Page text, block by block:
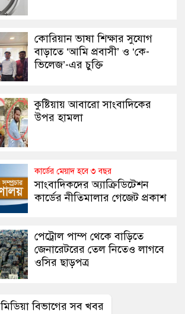
কোরিয়ান ভাষা শিক্ষার সুযোগ
বাড়াতে ‘আমি প্রবাসী’ ও ‘কে-
ভিলেজ’-এর চুক্তি
কুষ্টিয়ায় আবারো সাংবাদিকের
উপর হামলা
কার্ডের মেয়াদ হবে ৩ বছর
সাংবাদিকদের অ্যাক্রিডিটেশন
কার্ডের নীতিমালার গেজেট প্রকাশ
পেট্রোল পাম্প থেকে বাড়িতে
জেনারেটরের তেল নিতেও লাগবে
ওসির ছাড়পত্র
মিডিয়া বিভাগের সব খবর